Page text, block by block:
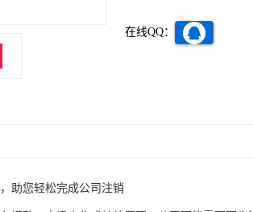
在线QQ：
助您轻松完成公司注销